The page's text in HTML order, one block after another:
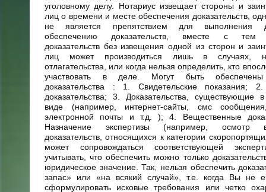
уголовному делу. Нотариус извещает стороны и
лиц о времени и месте обеспечения доказательств,
не является препятствием для выполнения
обеспечению доказательств, вместе с тем
доказательств без извещения одной из сторон и
лиц может производиться лишь в случаях,
отлагательства, или когда нельзя определить, кто
участвовать в деле. Могут быть
доказательства : 1. Свидетельские показания;
доказательства; 3. Доказательства, существующие
виде (например, интернет-сайты, смс
электронной почты и т.д. ); 4. Вещественные
Назначение экспертизы (например, осмотр
доказательств, относящихся к категории
может сопровождаться соответствующей
учитывать, что обеспечить можно только
юридическое значение. Так, нельзя обеспечить
запас» или «на всякий случай», т.е. когда Вы не
сформулировать исковые требования или четко